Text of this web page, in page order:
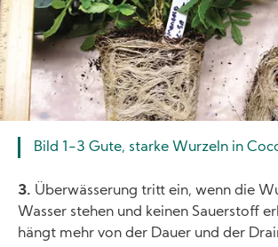
Bild 1-3 Gute, starke Wurzeln in
3. Überwässerung tritt ein, wenn die
Wasser stehen und keinen Sauerstoff
hängt mehr von der Dauer und der